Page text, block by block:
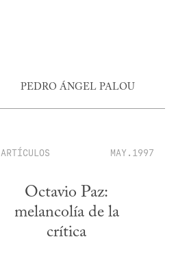
PEDRO ÁNGEL PALOU
ARTÍCULOS MAY.1997
Octavio Paz:
melancolía de la
crítica